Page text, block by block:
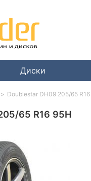
Диски
65 R16 95H
Doublestar DH09 205/65 R16